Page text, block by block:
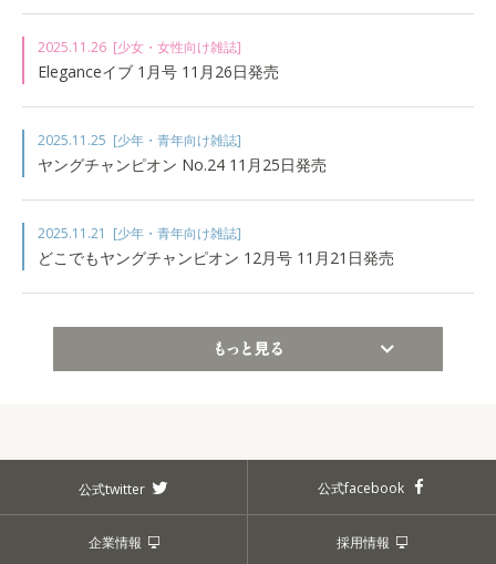
2025.11.26 [少女・女性向け雑誌]
Eleganceイブ 1月号 11月26日発売
2025.11.25 [少年・青年向け雑誌]
ヤングチャンピオン No.24 11月25日発売
2025.11.21 [少年・青年向け雑誌]
どこでもヤングチャンピオン 12月号 11月21日発売
公式twitter 公式facebook
企業情報 採用情報